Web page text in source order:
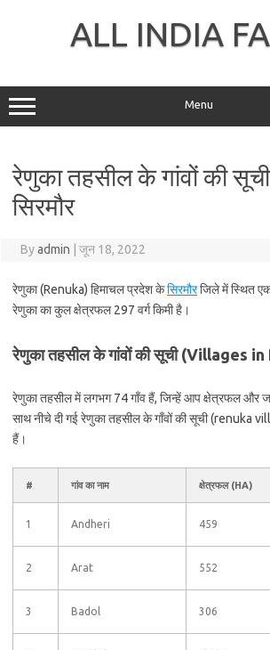
ALL INDIA
Menu
रेणुका तहसील के गांवों की
सिरमौर
Byadmin जून 18, 2022
रेणुका (Renuka) हिमाचल प्रदेश केसिरमौरजिले में स्थित
रेणुका का कुल क्षेत्रफल 297 वर्ग किमी है।
रेणुका तहसील के गांवों की सूची (Villages
रेणुका तहसील में लगभग 74 गाँव हैं, जिन्हें आप क्षेत्रफल और
साथ नीचे दी गई रेणुका तहसील के गाँवों की सूची
हैं।
# गांव का नाम क्षेत्रफल (HA)
1 Andheri 459
2 Arat 552
3 Badol 306